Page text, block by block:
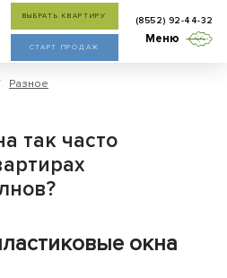
ВЫБРАТЬ КВАРТИРУ
СТАРТ ПРОДАЖ
(8552) 92-44-32
Меню
Разное
так часто
окна